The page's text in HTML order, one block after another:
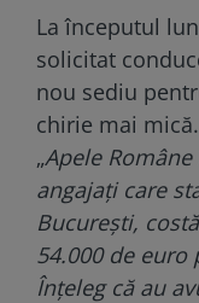
La începutul
solicitat
nou sediu
chirie mai mică.
„Apele
angajați care
București,
54.000 de euro
Înțeleg că au